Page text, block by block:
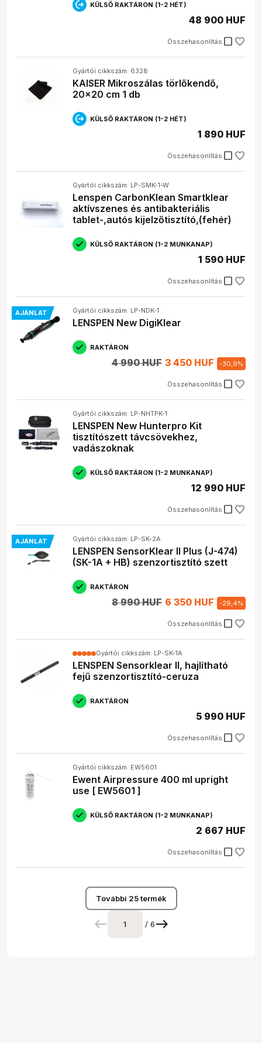
KÜLSŐ RAKTÁRON (1-2 HÉT)
Összehasonlítás check_box_outline_blank
48 900 HUF
Gyártói cikkszám: 6328
KAISER Mikroszálas törlőkendő,
20x20 cm 1 db
KÜLSŐ RAKTÁRON (1-2 HÉT)
Összehasonlítás check_box_outline_blank
1 890 HUF
Gyártói cikkszám: LP-SMK-1-W
Lenspen CarbonKlean Smartklear
aktívszenes és antibakteriális
tablet-,autós kijelzőtisztító,(fehér)
KÜLSŐ RAKTÁRON (1-2 MUNKANAP)
Összehasonlítás check_box_outline_blank
1 590 HUF
AJÁNLAT Gyártói cikkszám: LP-NDK-1
LENSPEN New DigiKlear
RAKTÁRON
Összehasonlítás check_box_outline_blank
4 990 HUF 3 450 HUF -30,9%
Gyártói cikkszám: LP-NHTPK-1
LENSPEN New Hunterpro Kit
tisztítószett távcsövekhez,
vadászoknak
KÜLSŐ RAKTÁRON (1-2 MUNKANAP)
Összehasonlítás check_box_outline_blank
12 990 HUF
AJÁNLAT Gyártói cikkszám: LP-SK-2A
LENSPEN SensorKlear II Plus (J-474)
(SK-1A + HB) szenzortisztító szett
RAKTÁRON
Összehasonlítás check_box_outline_blank
8 990 HUF 6 350 HUF -29,4%
Gyártói cikkszám: LP-SK-1A
LENSPEN Sensorklear II, hajlítható
fejű szenzortisztító-ceruza
RAKTÁRON
Összehasonlítás check_box_outline_blank
5 990 HUF
Gyártói cikkszám: EW5601
Ewent Airpressure 400 ml upright
use [ EW5601 ]
KÜLSŐ RAKTÁRON (1-2 MUNKANAP)
Összehasonlítás check_box_outline_blank
2 667 HUF
További 25 termék
/ 6